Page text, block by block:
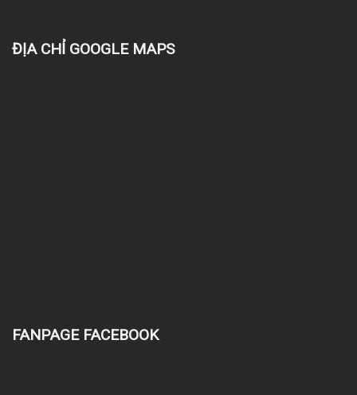
ĐỊA CHỈ GOOGLE MAPS
FANPAGE FACEBOOK